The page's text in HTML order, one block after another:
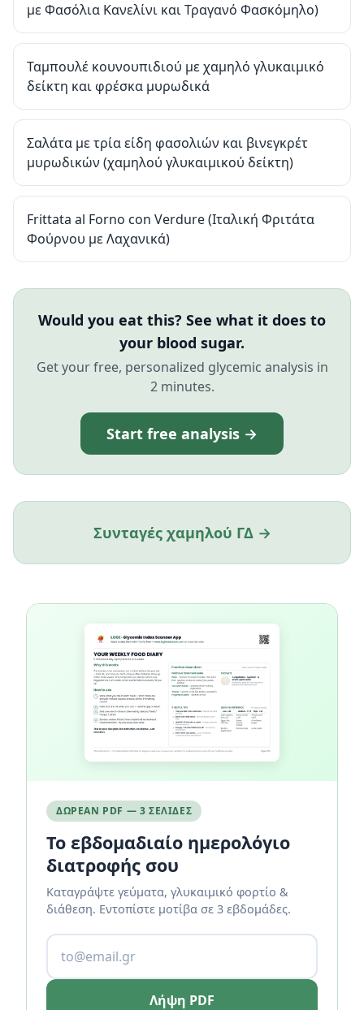
με Φασόλια Κανελίνι και Τραγανό Φασκόμηλο)
Ταμπουλέ κουνουπιδιού με χαμηλό γλυκαιμικό
δείκτη και φρέσκα μυρωδικά
Σαλάτα με τρία είδη φασολιών και βινεγκρέτ
μυρωδικών (χαμηλού γλυκαιμικού δείκτη)
Frittata al Forno con Verdure (Ιταλική Φριτάτα
Φούρνου με Λαχανικά)
Would you eat this? See what it does to
your blood sugar.
Get your free, personalized glycemic analysis in
2 minutes.
Start free analysis →
Συνταγές χαμηλού ΓΔ →
ΔΩΡΕΆΝ PDF — 3 ΣΕΛΊΔΕΣ
Το εβδομαδιαίο ημερολόγιο
διατροφής σου
Καταγράψτε γεύματα, γλυκαιμικό φορτίο &
διάθεση. Εντοπίστε μοτίβα σε 3 εβδομάδες.
Λήψη PDF